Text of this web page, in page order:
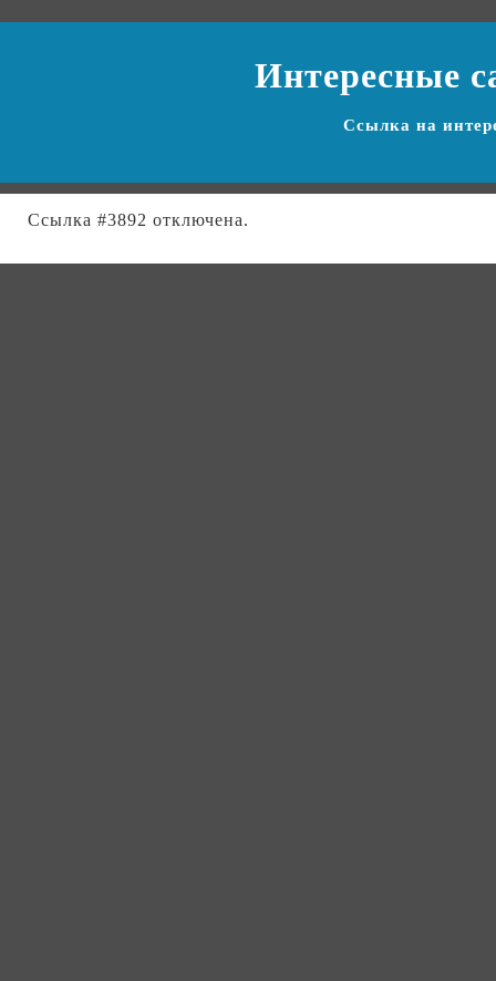
Интересные
Ссылка на
Ссылка #3892 отключена.